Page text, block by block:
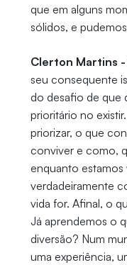
que em alguns
sólidos, e
Clerton Martins -
seu consequente
do desafio de que
prioritário no
priorizar, o que
conviver e como,
enquanto
verdadeiramente
vida for. Afinal, o
Já aprendemos o
diversão? Num
uma experiência,